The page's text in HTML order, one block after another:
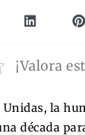
¡Valora
Unidas, la
década